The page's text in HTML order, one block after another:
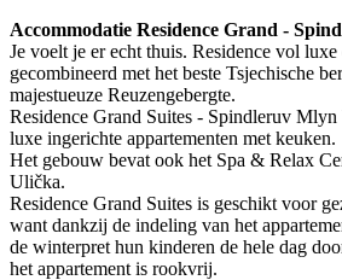
Accommodatie Residence Grand -
Je voelt je er echt thuis. Residence vol
gecombineerd met het beste Tsjechische
majestueuze Reuzengebergte.
Residence Grand Suites - Spindleruv
luxe ingerichte appartementen met keuken.
Het gebouw bevat ook het Spa & Relax
Ulička.
Residence Grand Suites is geschikt voor
want dankzij de indeling van het
de winterpret hun kinderen de hele dag
het appartement is rookvrij.